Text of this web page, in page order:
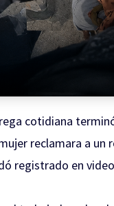
cotidiana
reclamara a
registrado en